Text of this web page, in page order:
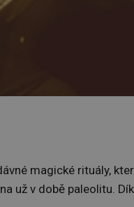
magické rituály,
už v době paleolitu.